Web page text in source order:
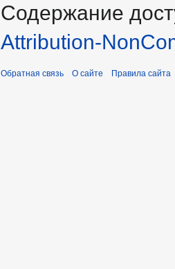
Содержание
Attribution-
Обратная связь О сайте Правила сайта